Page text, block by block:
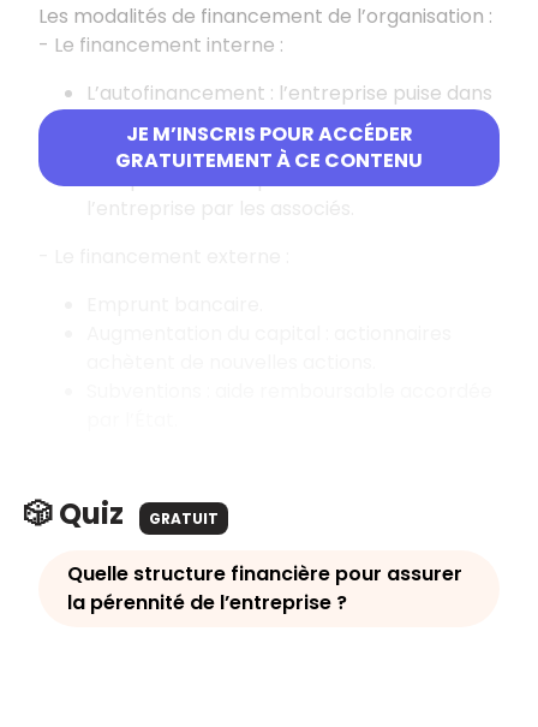
JE M’INSCRIS POUR ACCÉDER
GRATUITEMENT À CE CONTENU
Les modalités de financement de l’organisation :
- Le financement interne :
L’autofinancement : l’entreprise puise dans
ses disponibilités.
Apports personnels des associés en
🎲 Quiz GRATUIT
Quelle structure financière pour assurer
la pérennité de l’entreprise ?